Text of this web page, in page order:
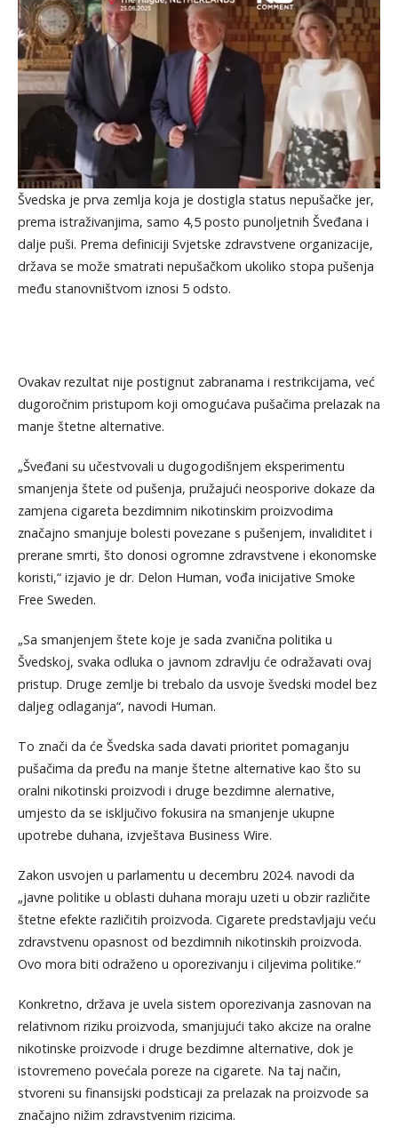
Švedska je prva zemlja koja je dostigla status nepušačke jer,
prema istraživanjima, samo 4,5 posto punoljetnih Šveđana i
dalje puši. Prema definiciji Svjetske zdravstvene organizacije,
država se može smatrati nepušačkom ukoliko stopa pušenja
među stanovništvom iznosi 5 odsto.
Ovakav rezultat nije postignut zabranama i restrikcijama, već
dugoročnim pristupom koji omogućava pušačima prelazak na
manje štetne alternative.
„Šveđani su učestvovali u dugogodišnjem eksperimentu
smanjenja štete od pušenja, pružajući neosporive dokaze da
zamjena cigareta bezdimnim nikotinskim proizvodima
značajno smanjuje bolesti povezane s pušenjem, invaliditet i
prerane smrti, što donosi ogromne zdravstvene i ekonomske
koristi,“ izjavio je dr. Delon Human, vođa inicijative Smoke
Free Sweden.
„Sa smanjenjem štete koje je sada zvanična politika u
Švedskoj, svaka odluka o javnom zdravlju će odražavati ovaj
pristup. Druge zemlje bi trebalo da usvoje švedski model bez
daljeg odlaganja“, navodi Human.
To znači da će Švedska sada davati prioritet pomaganju
pušačima da pređu na manje štetne alternative kao što su
oralni nikotinski proizvodi i druge bezdimne alernative,
umjesto da se isključivo fokusira na smanjenje ukupne
upotrebe duhana, izvještava Business Wire.
Zakon usvojen u parlamentu u decembru 2024. navodi da
„javne politike u oblasti duhana moraju uzeti u obzir različite
štetne efekte različitih proizvoda. Cigarete predstavljaju veću
zdravstvenu opasnost od bezdimnih nikotinskih proizvoda.
Ovo mora biti odraženo u oporezivanju i ciljevima politike.“
Konkretno, država je uvela sistem oporezivanja zasnovan na
relativnom riziku proizvoda, smanjujući tako akcize na oralne
nikotinske proizvode i druge bezdimne alternative, dok je
istovremeno povećala poreze na cigarete. Na taj način,
stvoreni su finansijski podsticaji za prelazak na proizvode sa
značajno nižim zdravstvenim rizicima.